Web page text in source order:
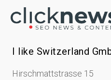
I like Switzerland
Hirschmattstrasse 15